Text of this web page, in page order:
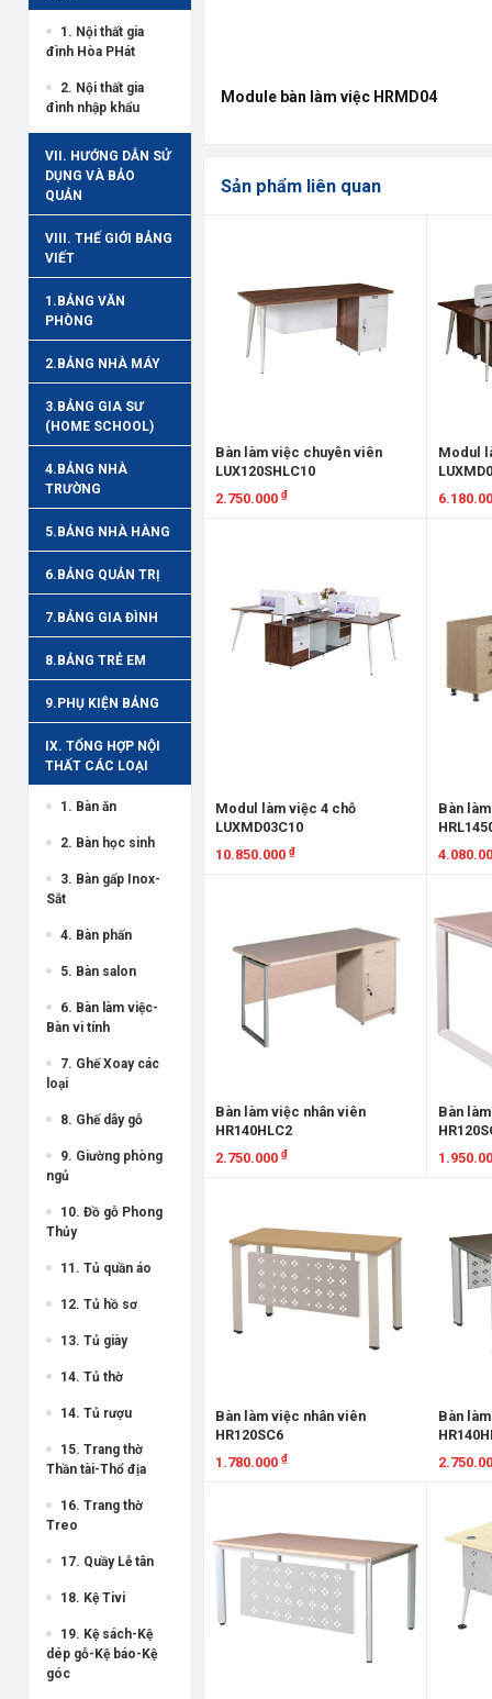
1. Nội thất gia
đình Hòa PHát
2. Nội thất gia
đình nhập khẩu
VII. HƯỚNG DẪN SỬ
DỤNG VÀ BẢO
QUẢN
VIII. THẾ GIỚI BẢNG
VIẾT
1.BẢNG VĂN
PHÒNG
2.BẢNG NHÀ MÁY
3.BẢNG GIA SƯ
(HOME SCHOOL)
4.BẢNG NHÀ
TRƯỜNG
5.BẢNG NHÀ HÀNG
6.BẢNG QUẢN TRỊ
7.BẢNG GIA ĐÌNH
8.BẢNG TRẺ EM
9.PHỤ KIỆN BẢNG
IX. TỔNG HỢP NỘI
THẤT CÁC LOẠI
1. Bàn ăn
2. Bàn học sinh
3. Bàn gấp Inox-
Sắt
4. Bàn phấn
5. Bàn salon
6. Bàn làm việc-
Bàn vi tính
7. Ghế Xoay các
loại
8. Ghế dây gỗ
9. Giường phòng
ngủ
10. Đồ gỗ Phong
Thủy
11. Tủ quần áo
12. Tủ hồ sơ
13. Tủ giày
14. Tủ thờ
14. Tủ rượu
15. Trang thờ
Thần tài-Thổ địa
16. Trang thờ
Treo
17. Quầy Lễ tân
18. Kệ Tivi
19. Kệ sách-Kệ
dép gỗ-Kệ báo-Kệ
góc
Module bàn làm việc HRMD04
Sản phẩm liên quan
Bàn làm việc chuyên viên
LUX120SHLC10
2.750.000 ₫
Modul
Modul làm việc 4 chỗ
LUXMD03C10
10.850.000 ₫
Bàn
Bàn làm việc nhân viên
HR140HLC2
2.750.000 ₫
Bàn
Bàn làm việc nhân viên
HR120SC6
1.780.000 ₫
Bàn